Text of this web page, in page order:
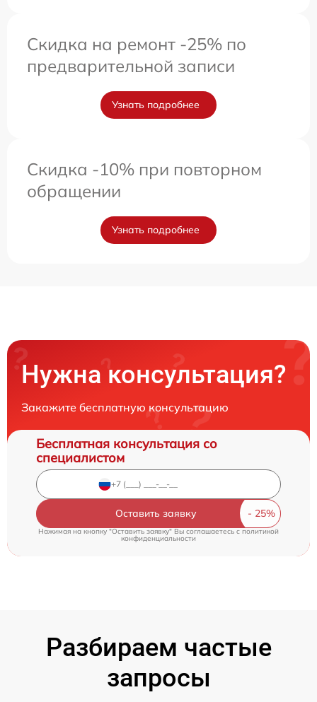
Скидка на ремонт -25% по
предварительной записи
Узнать подробнее
Скидка -10% при повторном
обращении
Узнать подробнее
Нужна консультация?
Закажите бесплатную консультацию
Бесплатная консультация со
специалистом
Оставить заявку
Нажимая на кнопку "Оставить заявку" Вы соглашаетесь cполитикой
конфиденциальности
Разбираем частые
запросы